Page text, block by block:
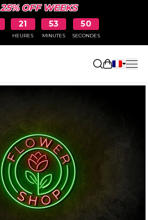
25% OFF WEEKS
21
HEURES
53
MINUTES
49
SECONDES
Ouvrir le